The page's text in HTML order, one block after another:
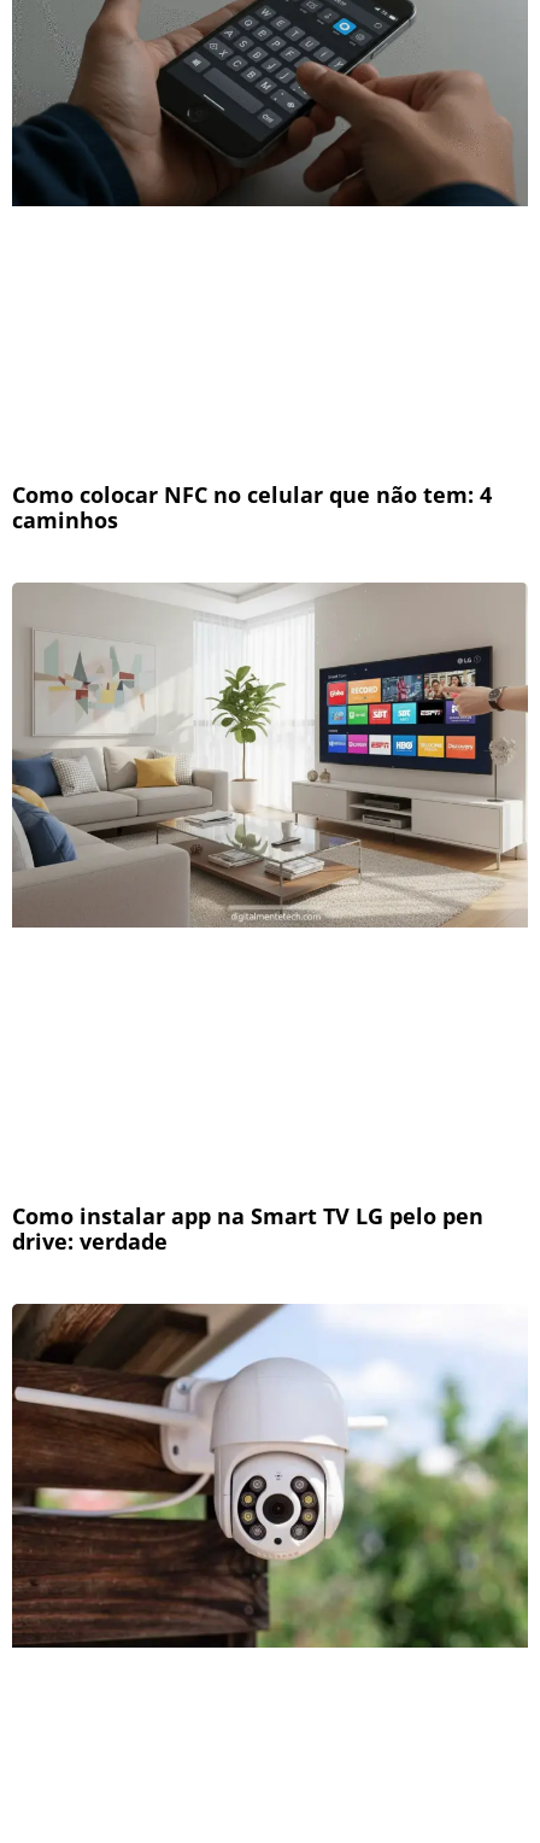
Como colocar NFC no celular que não tem: 4
caminhos
Como instalar app na Smart TV LG pelo pen
drive: verdade